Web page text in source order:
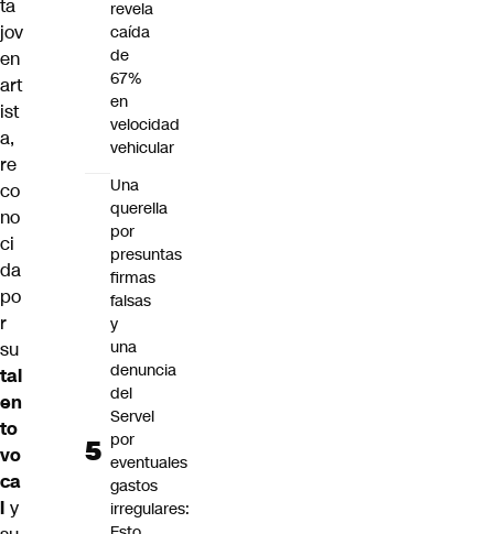
ta
jov
en
art
ist
a,
re
co
no
ci
da
po
r
su
tal
en
to
vo
ca
l y
revela
caída
de
67%
en
velocidad
vehicular
Una
querella
por
presuntas
firmas
falsas
y
una
denuncia
del
Servel
por
eventuales
gastos
irregulares: